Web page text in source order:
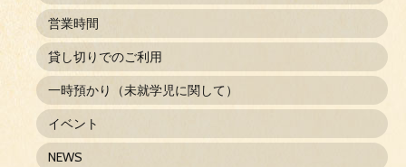
営業時間
貸し切りでのご利用
一時預かり（未就学児に関して）
イベント
NEWS